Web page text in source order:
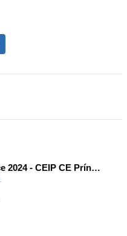
Halloween Dance 2024 - CEIP CE Príncipe Felipe